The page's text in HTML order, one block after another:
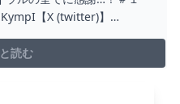
【X (twitter)】
playlist?
読む